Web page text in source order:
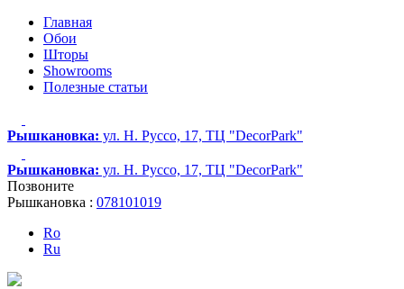
Главная
Обои
Шторы
Showrooms
Полезные статьи
Рышкановка: ул. Н. Руссо, 17, ТЦ "DecorPark"
Рышкановка: ул. Н. Руссо, 17, ТЦ "DecorPark"
Позвоните
Рышкановка : 078101019
Ro
Ru